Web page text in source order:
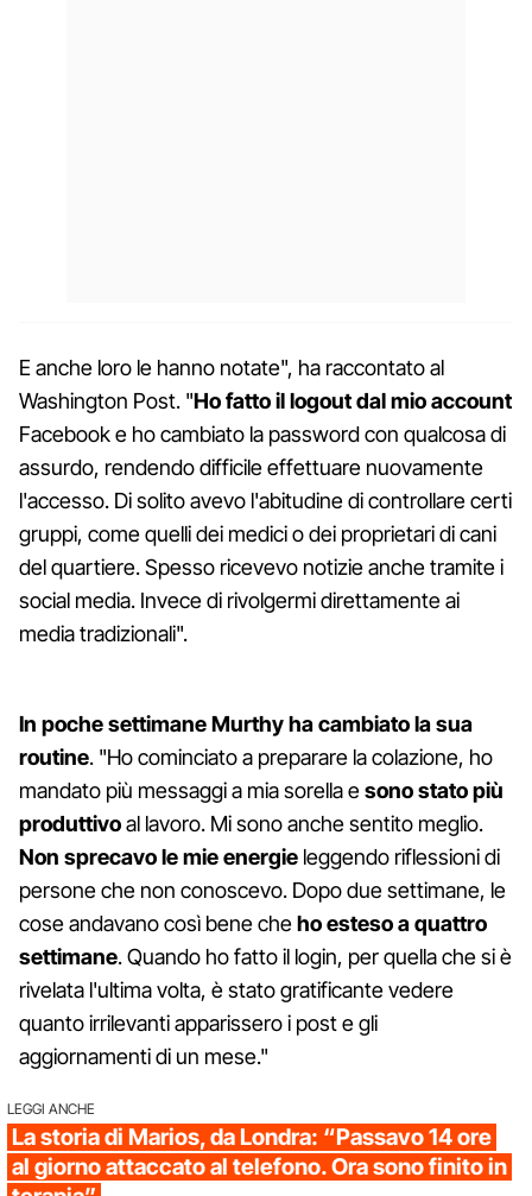
E anche loro le hanno notate", ha raccontato al
Washington Post. "Ho fatto il logout dal mio account
Facebook e ho cambiato la password con qualcosa di
assurdo, rendendo difficile effettuare nuovamente
l'accesso. Di solito avevo l'abitudine di controllare certi
gruppi, come quelli dei medici o dei proprietari di cani
del quartiere. Spesso ricevevo notizie anche tramite i
social media. Invece di rivolgermi direttamente ai
media tradizionali".
In poche settimane Murthy ha cambiato la sua
routine. "Ho cominciato a preparare la colazione, ho
mandato più messaggi a mia sorella esono stato più
produttivoal lavoro. Mi sono anche sentito meglio.
Non sprecavo le mie energie leggendo riflessioni di
persone che non conoscevo. Dopo due settimane, le
cose andavano così bene cheho esteso a quattro
settimane. Quando ho fatto il login, per quella che si è
rivelata l'ultima volta, è stato gratificante vedere
quanto irrilevanti apparissero i post e gli
aggiornamenti di un mese."
LEGGI ANCHE
La storia di Marios, da Londra: “Passavo 14 ore
al giorno attaccato al telefono. Ora sono finito in